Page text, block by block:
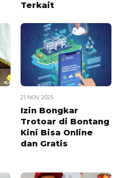
Terkait
21 NOV 2025
Izin Bongkar
Trotoar di Bontang
Kini Bisa Online
dan Gratis